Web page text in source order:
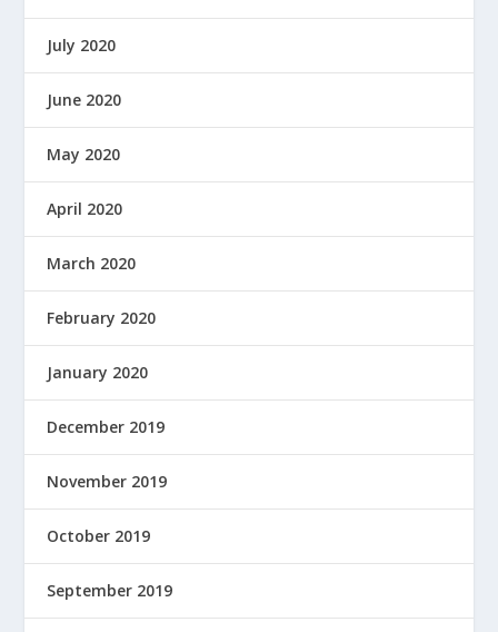
July 2020
June 2020
May 2020
April 2020
March 2020
February 2020
January 2020
December 2019
November 2019
October 2019
September 2019